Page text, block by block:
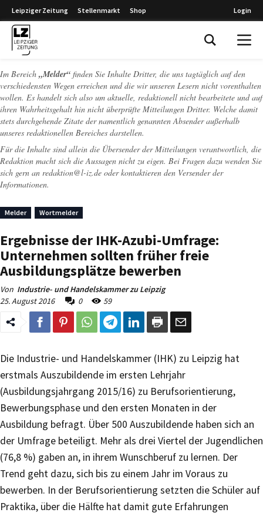
Leipziger Zeitung Stellenmarkt Shop Login
Im Bereich „Melder“ finden Sie Inhalte Dritter, die uns tagtäglich auf den
verschiedensten Wegen erreichen und die wir unseren Lesern nicht vorenthalten
wollen. Es handelt sich also um aktuelle, redaktionell nicht bearbeitete und auf
ihren Wahrheitsgehalt hin nicht überprüfte Mitteilungen Dritter. Welche damit
stets durchgehende Zitate der namentlich genannten Absender außerhalb
unseres redaktionellen Bereiches darstellen.
Für die Inhalte sind allein die Übersender der Mitteilungen verantwortlich, die
Redaktion macht sich die Aussagen nicht zu eigen. Bei Fragen dazu wenden Sie
sich gern an redaktion@l-iz.de oder kontaktieren den Versender der
Informationen.
Melder Wortmelder
Ergebnisse der IHK-Azubi-Umfrage:
Unternehmen sollten früher freie
Ausbildungsplätze bewerben
Von Industrie- und Handelskammer zu Leipzig
25. August 2016
0 59
Die Industrie- und Handelskammer (IHK) zu Leipzig hat
erstmals Auszubildende im ersten Lehrjahr
(Ausbildungsjahrgang 2015/16) zu Berufsorientierung,
Bewerbungsphase und den ersten Monaten in der
Ausbildung befragt. Über 500 Auszubildende haben sich an
der Umfrage beteiligt. Mehr als drei Viertel der Jugendlichen
(76,8 %) gaben an, in ihrem Wunschberuf zu lernen. Der
Trend geht dazu, sich bis zu einem Jahr im Voraus zu
bewerben. In der Berufsorientierung setzten die Schüler auf
Praktika, über die Hälfte hat damit gute Erfahrungen